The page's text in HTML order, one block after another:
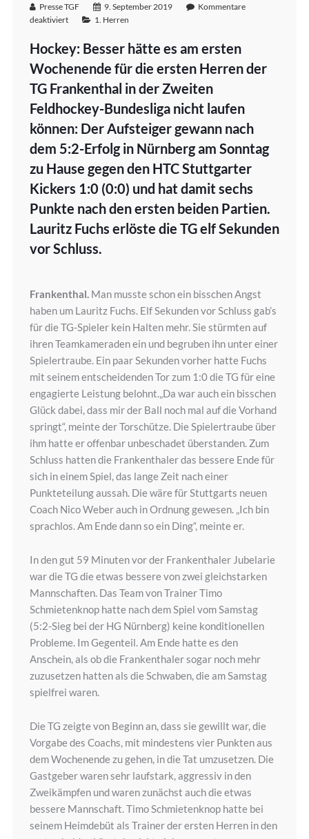
Presse TGF 9. September 2019
Kommentare
deaktiviert
1. Herren
Hockey: Besser hätte es am ersten
Wochenende für die ersten Herren der
TG Frankenthal in der Zweiten
Feldhockey-Bundesliga nicht laufen
können: Der Aufsteiger gewann nach
dem 5:2-Erfolg in Nürnberg am Sonntag
zu Hause gegen den HTC Stuttgarter
Kickers 1:0 (0:0) und hat damit sechs
Punkte nach den ersten beiden Partien.
Lauritz Fuchs erlöste die TG elf Sekunden
vor Schluss.
Frankenthal.Man musste schon ein bisschen Angst
haben um Lauritz Fuchs. Elf Sekunden vor Schluss gab’s
für die TG-Spieler kein Halten mehr. Sie stürmten auf
ihren Teamkameraden ein und begruben ihn unter einer
Spielertraube. Ein paar Sekunden vorher hatte Fuchs
mit seinem entscheidenden Tor zum 1:0 die TG für eine
engagierte Leistung belohnt.„Da war auch ein bisschen
Glück dabei, dass mir der Ball noch mal auf die Vorhand
springt“, meinte der Torschütze. Die Spielertraube über
ihm hatte er offenbar unbeschadet überstanden. Zum
Schluss hatten die Frankenthaler das bessere Ende für
sich in einem Spiel, das lange Zeit nach einer
Punkteteilung aussah. Die wäre für Stuttgarts neuen
Coach Nico Weber auch in Ordnung gewesen. „Ich bin
sprachlos. Am Ende dann so ein Ding“, meinte er.
In den gut 59 Minuten vor der Frankenthaler Jubelarie
war die TG die etwas bessere von zwei gleichstarken
Mannschaften. Das Team von Trainer Timo
Schmietenknop hatte nach dem Spiel vom Samstag
(5:2-Sieg bei der HG Nürnberg) keine konditionellen
Probleme. Im Gegenteil. Am Ende hatte es den
Anschein, als ob die Frankenthaler sogar noch mehr
zuzusetzen hatten als die Schwaben, die am Samstag
spielfrei waren.
Die TG zeigte von Beginn an, dass sie gewillt war, die
Vorgabe des Coachs, mit mindestens vier Punkten aus
dem Wochenende zu gehen, in die Tat umzusetzen. Die
Gastgeber waren sehr laufstark, aggressiv in den
Zweikämpfen und waren zunächst auch die etwas
bessere Mannschaft. Timo Schmietenknop hatte bei
seinem Heimdebüt als Trainer der ersten Herren in den